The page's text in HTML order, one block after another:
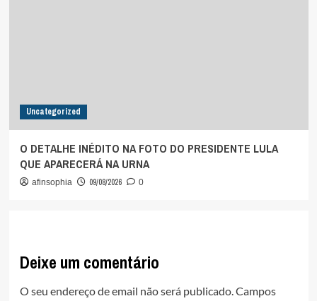
Uncategorized
O DETALHE INÉDITO NA FOTO DO PRESIDENTE LULA
QUE APARECERÁ NA URNA
afinsophia 09/08/2026 0
Deixe um comentário
O seu endereço de email não será publicado.Campos